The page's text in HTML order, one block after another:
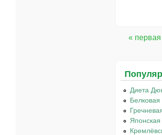
« первая
Диета
Белковая
Японская